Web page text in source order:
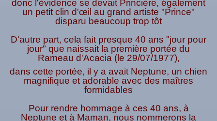
donc l'évidence se devait Princière, également
un petit clin d'œil au grand artiste "Prince"
disparu beaucoup trop tôt
D'autre part, cela fait presque 40 ans "jour pour
jour" que naissait la première portée du
Rameau d'Acacia (le 29/07/1977),
dans cette portée, il y a avait Neptune, un chien
magnifique et adorable avec des maîtres
formidables
Pour rendre hommage à ces 40 ans, à
Neptune et à Maman, nous nommerons la